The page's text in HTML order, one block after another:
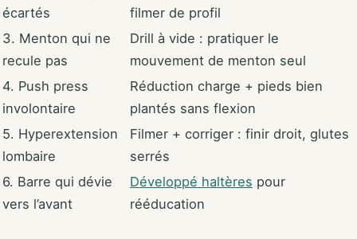
écartés
filmer de profil
3. Menton qui ne
recule pas
Drill à vide : pratiquer le
mouvement de menton seul
4. Push press
involontaire
Réduction charge + pieds bien
plantés sans flexion
5. Hyperextension
lombaire
Filmer + corriger : finir droit, glutes
serrés
6. Barre qui dévie
vers l’avant
Développé haltères pour
rééducation